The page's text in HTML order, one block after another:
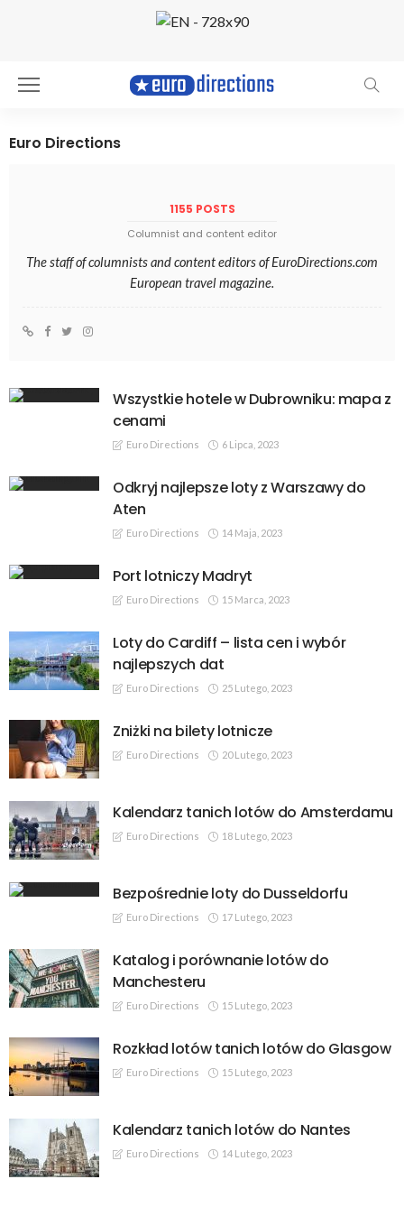
Euro Directions
1155 POSTS
Columnist and content editor
The staff of columnists and content editors of EuroDirections.com
European travel magazine.
Wszystkie hotele w Dubrowniku: mapa z
cenami
Euro Directions 6 Lipca, 2023
Odkryj najlepsze loty z Warszawy do
Aten
Euro Directions 14 Maja, 2023
Port lotniczy Madryt
Euro Directions 15 Marca, 2023
Loty do Cardiff – lista cen i wybór
najlepszych dat
Euro Directions 25 Lutego, 2023
Zniżki na bilety lotnicze
Euro Directions 20 Lutego, 2023
Kalendarz tanich lotów do Amsterdamu
Euro Directions 18 Lutego, 2023
Bezpośrednie loty do Dusseldorfu
Euro Directions 17 Lutego, 2023
Katalog i porównanie lotów do
Manchesteru
Euro Directions 15 Lutego, 2023
Rozkład lotów tanich lotów do Glasgow
Euro Directions 15 Lutego, 2023
Kalendarz tanich lotów do Nantes
Euro Directions 14 Lutego, 2023